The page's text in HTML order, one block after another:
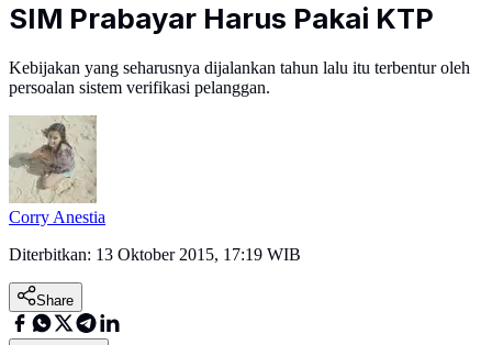
SIM Prabayar Harus Pakai KTP
Kebijakan yang seharusnya dijalankan tahun lalu itu terbentur oleh
persoalan sistem verifikasi pelanggan.
Corry Anestia
Diterbitkan: 13 Oktober 2015, 17:19 WIB
Share